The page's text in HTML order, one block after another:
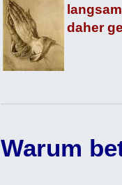
daher
Warum